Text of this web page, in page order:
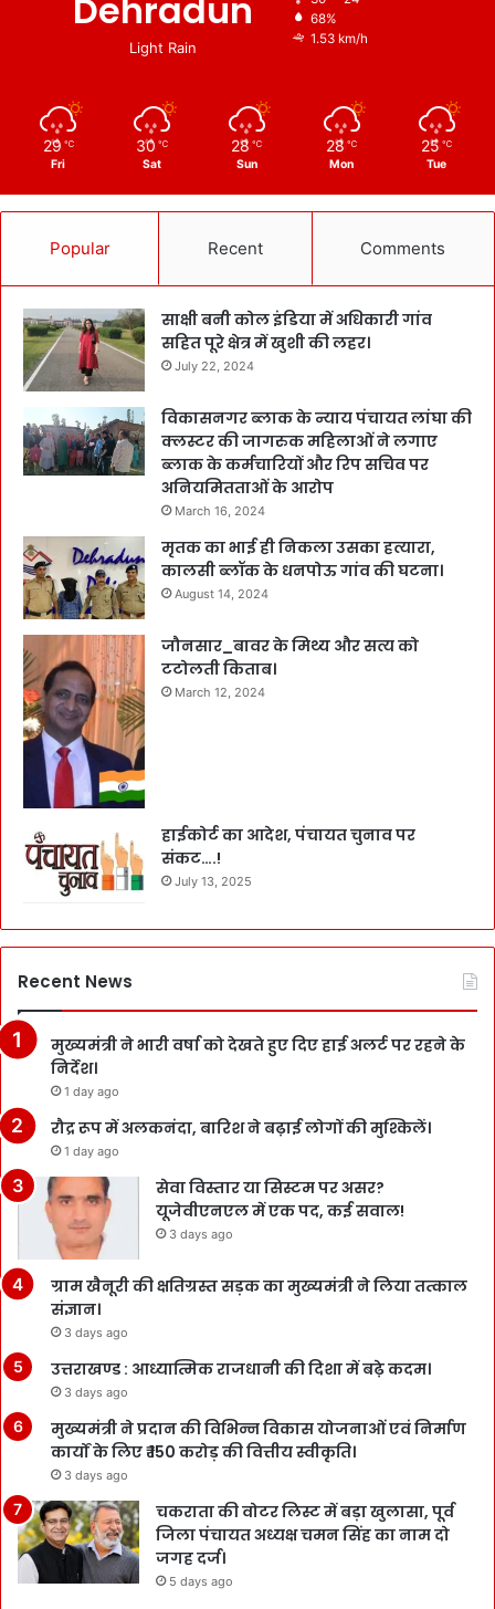
Dehradun
Light Rain
68%
1.53 km/h
29 ℃
Fri
30 ℃
Sat
28 ℃
Sun
28 ℃
Mon
25 ℃
Tue
Popular Recent Comments
साक्षी बनी कोल इंडिया में अधिकारी गांव
सहित पूरे क्षेत्र में खुशी की लहर।
July 22, 2024
विकासनगर ब्लाक के न्याय पंचायत लांघा की
क्लस्टर की जागरुक महिलाओं ने लगाए
ब्लाक के कर्मचारियों और रिप सचिव पर
अनियमितताओं के आरोप
March 16, 2024
मृतक का भाई ही निकला उसका हत्यारा,
कालसी ब्लॉक के धनपोऊ गांव की घटना।
August 14, 2024
जौनसार_बावर के मिथ्य और सत्य को
टटोलती किताब।
March 12, 2024
हाईकोर्ट का आदेश, पंचायत चुनाव पर
संकट….!
July 13, 2025
Recent News
मुख्यमंत्री ने भारी वर्षा को देखते हुए दिए हाई अलर्ट पर रहने के
निर्देश।
1 day ago
रौद्र रूप में अलकनंदा, बारिश ने बढ़ाई लोगों की मुश्किलें।
1 day ago
सेवा विस्तार या सिस्टम पर असर?
यूजेवीएनएल में एक पद, कई सवाल!
3 days ago
ग्राम खैनूरी की क्षतिग्रस्त सड़क का मुख्यमंत्री ने लिया तत्काल
संज्ञान।
3 days ago
उत्तराखण्ड : आध्यात्मिक राजधानी की दिशा में बढ़े कदम।
3 days ago
मुख्यमंत्री ने प्रदान की विभिन्न विकास योजनाओं एवं निर्माण
कार्यों के लिए ₹ 150 करोड़ की वित्तीय स्वीकृति।
3 days ago
चकराता की वोटर लिस्ट में बड़ा खुलासा, पूर्व
जिला पंचायत अध्यक्ष चमन सिंह का नाम दो
जगह दर्ज।
5 days ago